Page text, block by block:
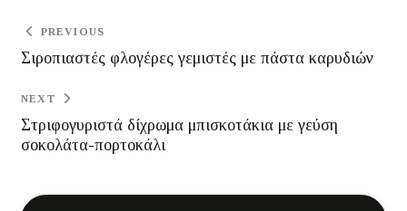
PREVIOUS
Σιροπιαστές φλογέρες γεμιστές με πάστα καρυδιών
NEXT
Στριφογυριστά δίχρωμα μπισκοτάκια με γεύση
σοκολάτα-πορτοκάλι